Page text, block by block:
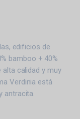
edificios de
bamboo + 40%
calidad y muy
Verdinia está
antracita.